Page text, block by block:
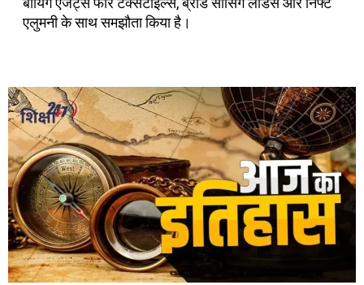
एलुमनी के साथ समझौता किया है।